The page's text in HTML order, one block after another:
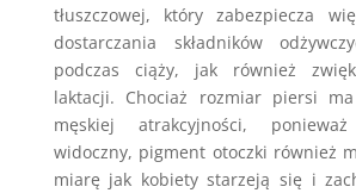
tłuszczowej, który zabezpiecza
dostarczania składników
podczas ciąży, jak również
laktacji. Chociaż rozmiar piersi
męskiej atrakcyjności,
widoczny, pigment otoczki również
miarę jak kobiety starzeją się i